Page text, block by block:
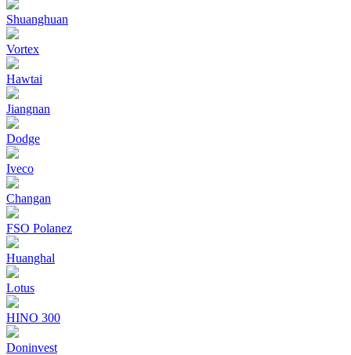
Shuanghuan
Vortex
Hawtai
Jiangnan
Dodge
Iveco
Changan
FSO Polanez
Huanghal
Lotus
HINO 300
Doninvest